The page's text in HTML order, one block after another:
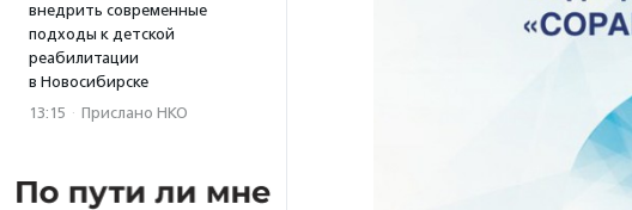
внедрить современные
подходы к детской
реабилитации
в Новосибирске
13:15 · Прислано НКО